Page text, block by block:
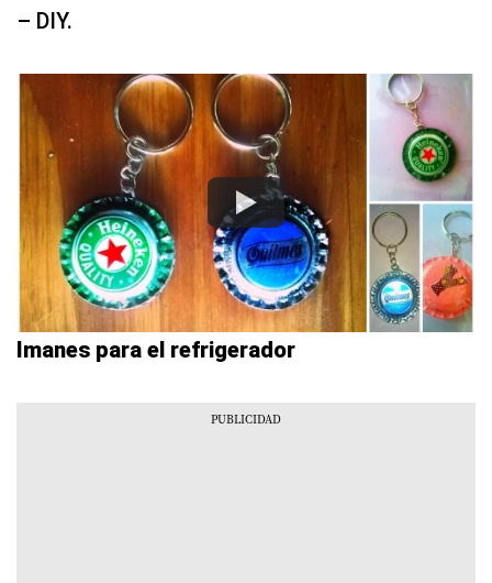
– DIY.
Imanes para el refrigerador